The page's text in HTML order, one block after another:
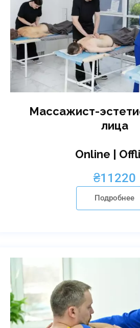
Массажист-
лица
Online |
₴11220
Подробнее